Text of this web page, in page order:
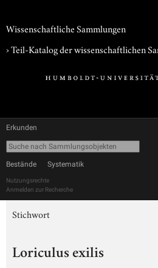
Wissenschaftliche Sammlungen
› Teil-Katalog der wissenschaftlichen
Erkunden
Bestände Systematik
Nutzungsrechte
Anmelden zur Recherche
Stichwort
Loriculus exilis